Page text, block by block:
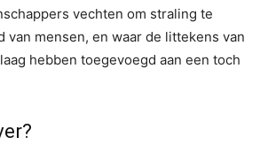
vechten om straling te
mensen, en waar de littekens van
hebben toegevoegd aan een toch